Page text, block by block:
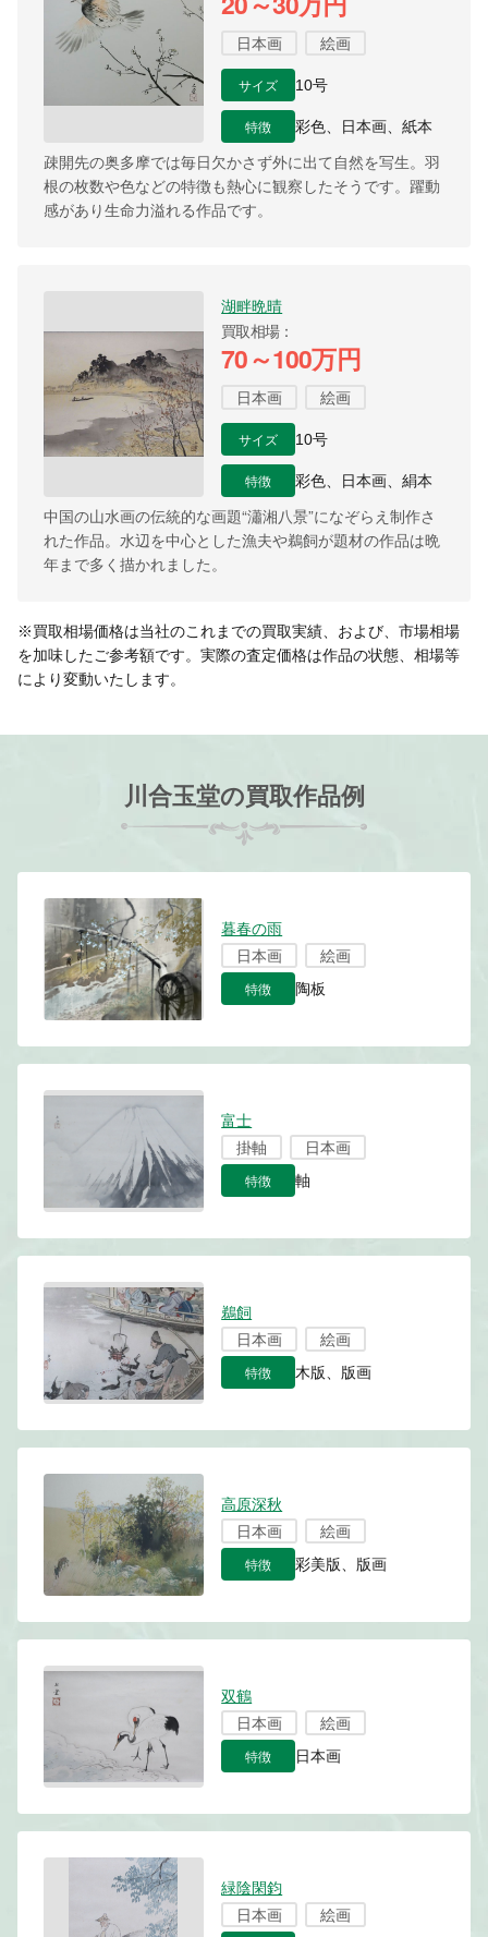
日本画 絵画
サイズ 10号
特徴 彩色、日本画、紙本
疎開先の奥多摩では毎日欠かさず外に出て自然を写生。羽
根の枚数や色などの特徴も熱心に観察したそうです。躍動
感があり生命力溢れる作品です。
湖畔晩晴
買取相場
70～100万円
日本画 絵画
サイズ 10号
特徴 彩色、日本画、絹本
中国の山水画の伝統的な画題“瀟湘八景”になぞらえ制作さ
れた作品。水辺を中心とした漁夫や鵜飼が題材の作品は晩
年まで多く描かれました。
※買取相場価格は当社のこれまでの買取実績、および、市場相場
を加味したご参考額です。実際の査定価格は作品の状態、相場等
により変動いたします。
川合玉堂の買取作品例
暮春の雨
日本画
絵画
特徴 陶板
富士
掛軸
日本画
特徴 軸
鵜飼
日本画
絵画
特徴 木版、版画
高原深秋
日本画
絵画
特徴 彩美版、版画
双鶴
日本画
絵画
特徴 日本画
緑陰閑鈞
日本画
絵画